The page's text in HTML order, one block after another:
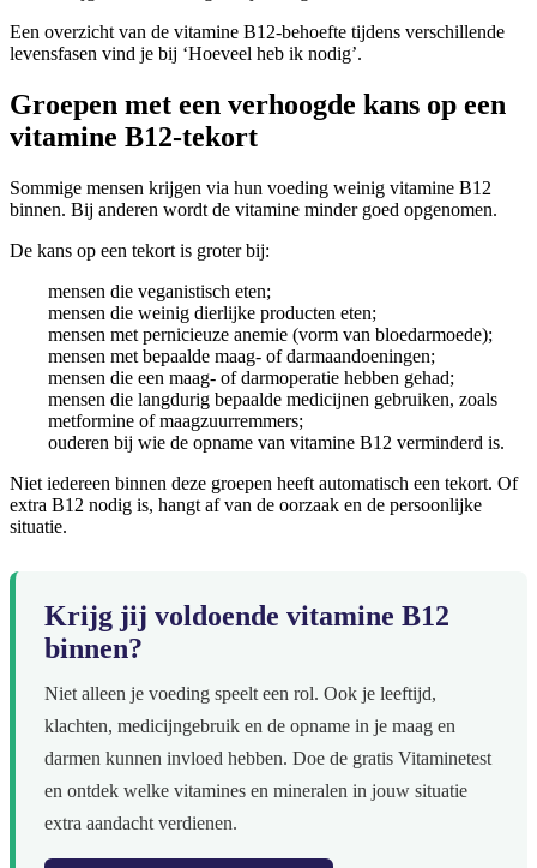
Een overzicht van de vitamine B12-behoefte tijdens verschillende
levensfasen vind je bij ‘Hoeveel heb ik nodig’.
Groepen met een verhoogde kans op een
vitamine B12-tekort
Sommige mensen krijgen via hun voeding weinig vitamine B12
binnen. Bij anderen wordt de vitamine minder goed opgenomen.
De kans op een tekort is groter bij:
mensen die veganistisch eten;
mensen die weinig dierlijke producten eten;
mensen met pernicieuze anemie (vorm van bloedarmoede);
mensen met bepaalde maag- of darmaandoeningen;
mensen die een maag- of darmoperatie hebben gehad;
mensen die langdurig bepaalde medicijnen gebruiken, zoals
metformine of maagzuurremmers;
ouderen bij wie de opname van vitamine B12 verminderd is.
Niet iedereen binnen deze groepen heeft automatisch een tekort. Of
extra B12 nodig is, hangt af van de oorzaak en de persoonlijke
situatie.
Krijg jij voldoende vitamine B12
binnen?
Niet alleen je voeding speelt een rol. Ook je leeftijd,
klachten, medicijngebruik en de opname in je maag en
darmen kunnen invloed hebben. Doe de gratis Vitaminetest
en ontdek welke vitamines en mineralen in jouw situatie
extra aandacht verdienen.